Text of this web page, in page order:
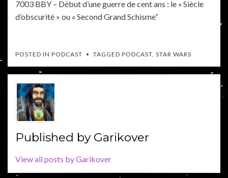
7003 BBY – Début d’une guerre de cent ans : le « Siècle
d’obscurité » ou « Second Grand Schisme”
POSTED IN PODCAST TAGGED PODCAST STAR WARS
Published by Garikover
View all posts by Garikover